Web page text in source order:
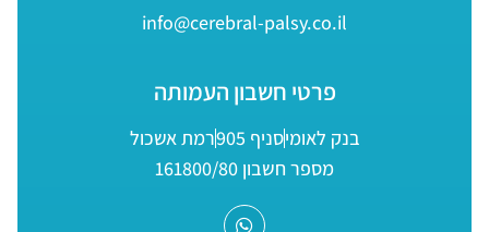
info@cerebral-palsy.co.il
פרטי חשבון העמותה
בנק לאומיסניף 905
רמת אשכול
מספר חשבון 161800/80